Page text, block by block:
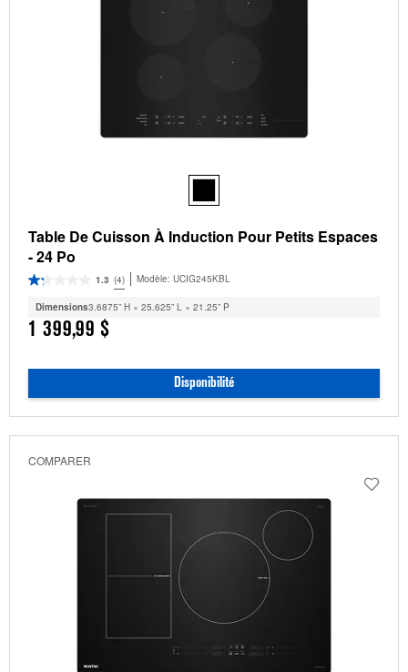
Table De Cuisson À Induction Pour Petits Espaces
- 24 Po
1.3 (4) Modèle: UCIG245KBL
Dimensions3.6875” H × 25.625” L × 21.25” P
1 399,99 $
Disponibilité
COMPARER